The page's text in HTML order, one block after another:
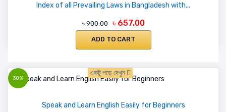
Index of all Prevailing Laws in Bangladesh with...
৳ 900.00 ৳ 657.00
ADD TO CART
30%
একটু পড়ে দেখুন
Speak and Learn English Easily for Beginners